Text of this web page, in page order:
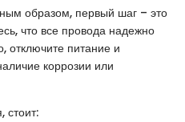
образом, первый шаг – это
что все провода надежно
отключите питание и
коррозии или
стоит: